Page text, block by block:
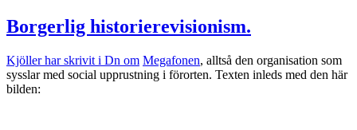
roll
i
ideologiska
projekt.
Borgerlig historierevisionism.
Kjöller har skrivit i Dn om Megafonen, alltså den organisation som
sysslar med social upprustning i förorten. Texten inleds med den här
bilden: